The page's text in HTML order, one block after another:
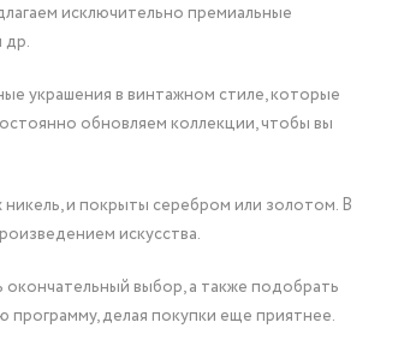
исключительно премиальные
др.
украшения в винтажном стиле, которые
обновляем коллекции, чтобы вы
и покрыты серебром или золотом. В
искусства.
выбор, а также подобрать
делая покупки еще приятнее.